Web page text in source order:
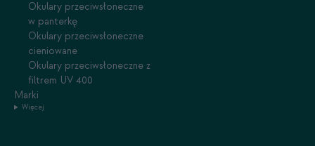
Okulary przeciwsłoneczne
w panterkę
Okulary przeciwsłoneczne
cieniowane
Okulary przeciwsłoneczne z
filtrem UV 400
Marki
Więcej